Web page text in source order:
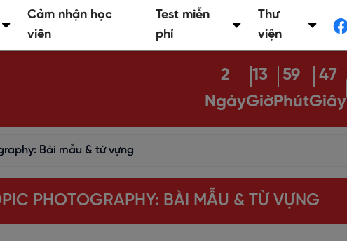
Cảm nhận học
viên
Test miễn
phí
Thư
viện
2
Ngày
13
Giờ
59
Phút
46
Giây
Bài mẫu & từ vựng
PHOTOGRAPHY: BÀI MẪU & TỪ VỰNG